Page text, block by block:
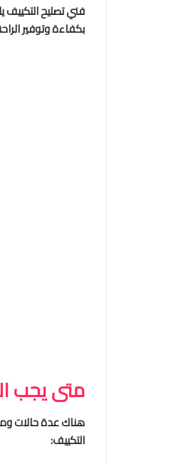
فني تصليح
بكفاءة وتوفير
متى يجب
هناك عدة حالات
التكييف: